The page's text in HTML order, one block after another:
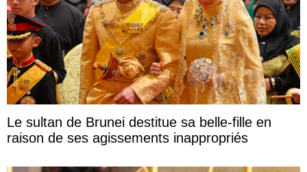
Le sultan de Brunei destitue sa belle-fille en
raison de ses agissements inappropriés